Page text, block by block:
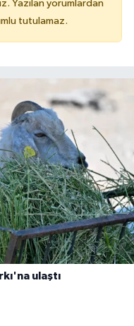
Yazılan yorumlardan
tutulamaz.
ulaştı